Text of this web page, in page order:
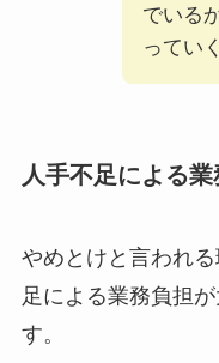
でいる
ってい
人手不足による
やめとけと言われ
足による業務負担
す。